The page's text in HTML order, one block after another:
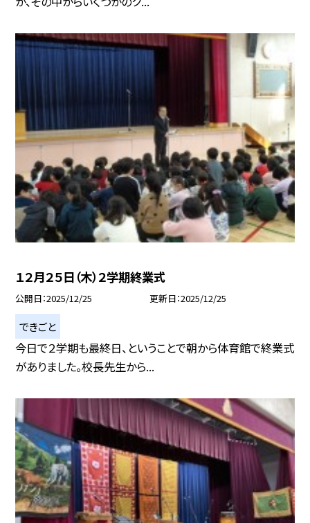
１２月２５日（木）２学期終業式
公開日 2025/12/25 更新日 2025/12/25
できごと
今日で２学期も最終日、ということで朝から体育館で終業式
がありました。校長先生から...